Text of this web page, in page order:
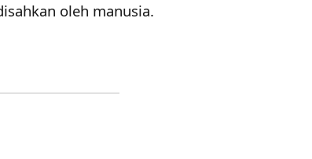
oleh manusia.